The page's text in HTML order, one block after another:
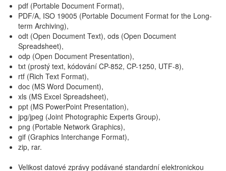
pdf (Portable Document Format),
PDF/A, ISO 19005 (Portable Document Format for the Long-
term Archiving),
odt (Open Document Text), ods (Open Document
Spreadsheet),
odp (Open Document Presentation),
txt (prostý text, kódování CP-852, CP-1250, UTF-8),
rtf (Rich Text Format),
doc (MS Word Document),
xls (MS Excel Spreadsheet),
ppt (MS PowerPoint Presentation),
jpg/jpeg (Joint Photographic Experts Group),
png (Portable Network Graphics),
gif (Graphics Interchange Format),
zip, rar.
Velikost datové zprávy podávané standardní elektronickou